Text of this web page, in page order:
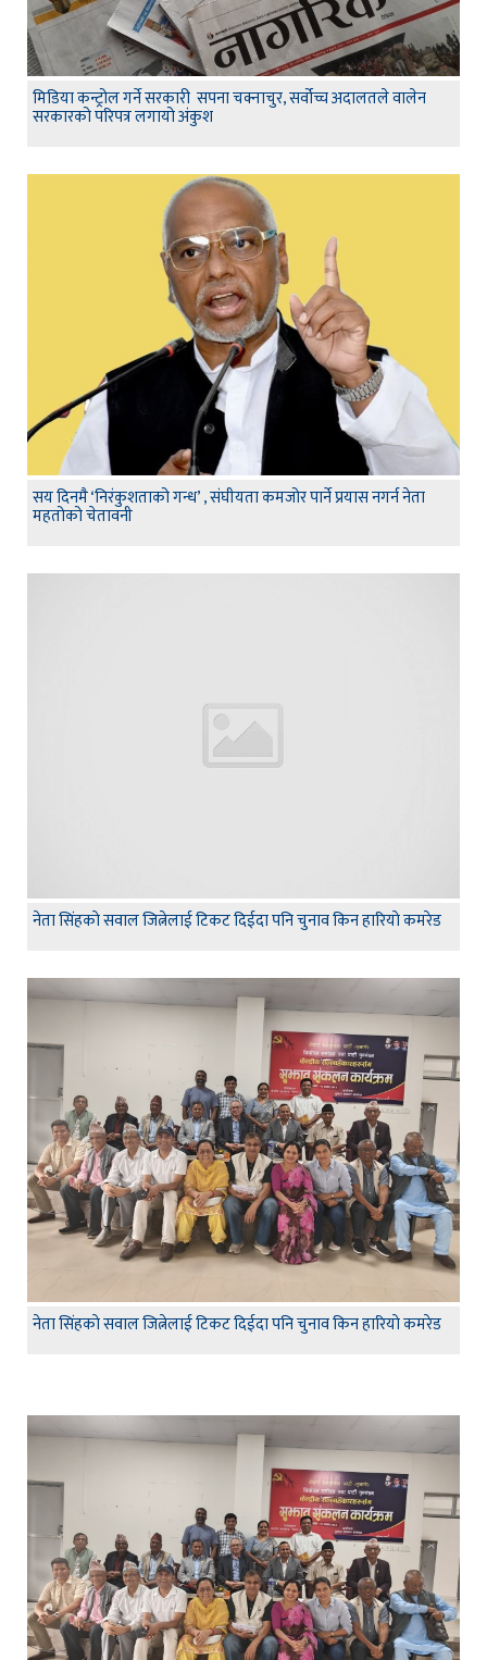
मिडिया कन्ट्रोल गर्ने सरकारी सपना चक्नाचुर, सर्वोच्च अदालतले वालेन
सरकारको परिपत्र लगायो अंकुश
सय दिनमै ‘निरंकुशताको गन्ध’ , संघीयता कमजोर पार्ने प्रयास नगर्न नेता
महतोको चेतावनी
नेता सिंहकाे सवाल जित्नेलाई टिकट दिईदा पनि चुनाव किन हारियाे कमरेड
नेता सिंहकाे सवाल जित्नेलाई टिकट दिईदा पनि चुनाव किन हारियाे कमरेड